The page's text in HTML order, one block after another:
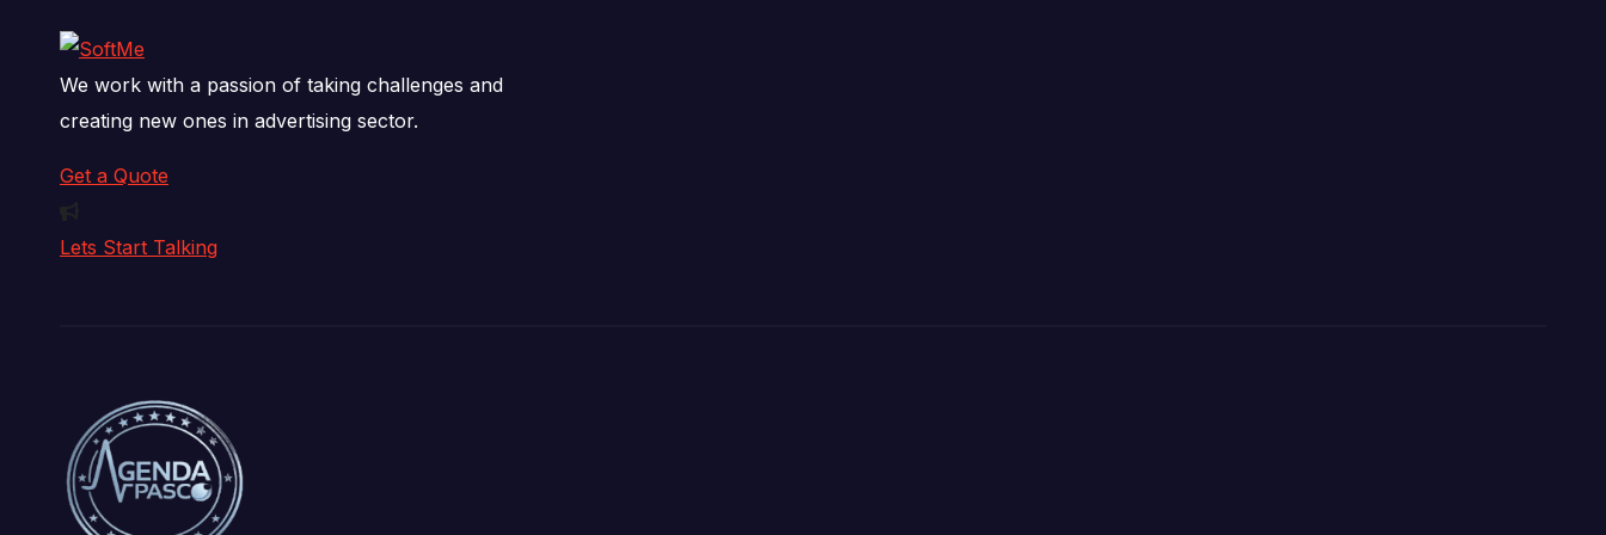
We work with a passion of taking challenges and
creating new ones in advertising sector.
Get a Quote
Lets Start Talking